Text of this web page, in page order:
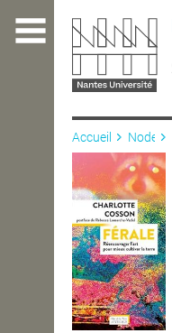
contenu
L'ÉCOLE
ENSEIGNEMENT
INTERNATIONAL
Accueil Node